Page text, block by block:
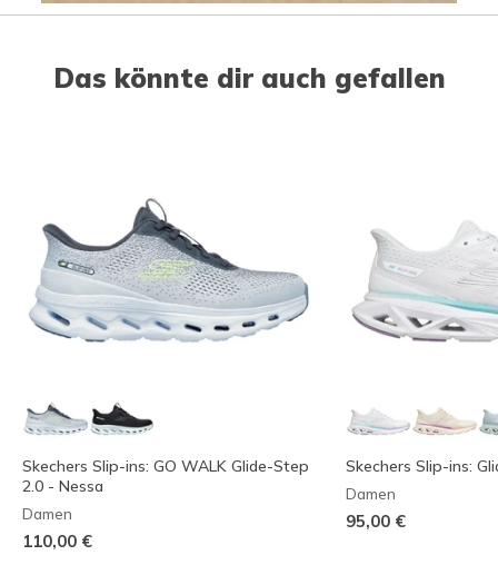
Slidepanel 1 of 1, Showing items 1 to 1 of 1.
Das könnte dir auch gefallen
Skechers Slip-ins: GO WALK Glide-Step
2.0 - Nessa
Damen
110,00 €
Skechers Slip-ins:
Damen
95,00 €